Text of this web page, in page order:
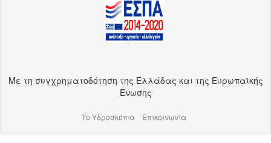
Με τη συγχρηματοδότηση της Ελλάδας και της Ευρωπαϊκής
Ένωσης
Το Υδροσκόπιο Επικοινωνία